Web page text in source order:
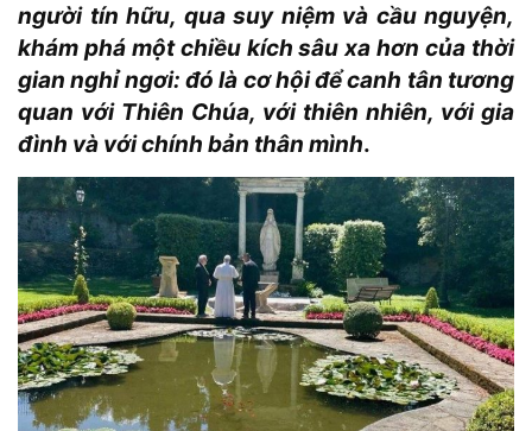
người tín hữu, qua suy niệm và cầu nguyện,
khám phá một chiều kích sâu xa hơn của thời
gian nghỉ ngơi: đó là cơ hội để canh tân tương
quan với Thiên Chúa, với thiên nhiên, với gia
đình và với chính bản thân mình.